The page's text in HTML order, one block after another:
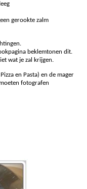
gerookte zalm
beklemtonen dit.
wat je zal krijgen.
en Pasta) en de mager
fotografen